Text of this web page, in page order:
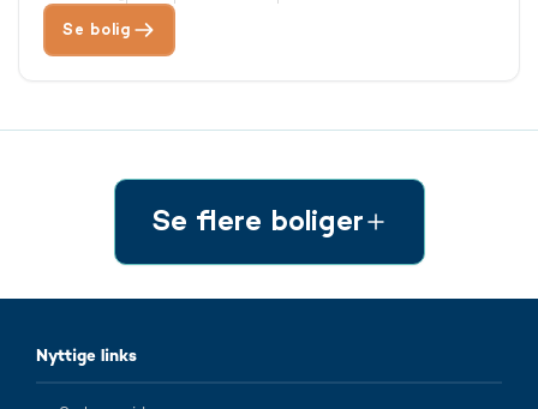
Se bolig
Se flere boliger
Nyttige links